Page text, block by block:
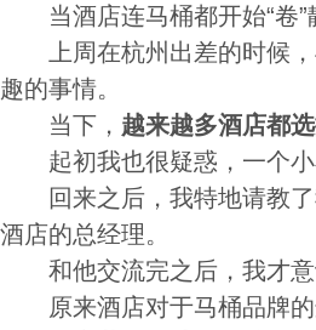
当酒店连马桶都开始“卷”
上周在杭州出差的时候，
趣的事情。
当下， 越来越多酒店都
起初我也很疑惑，一个小
回来之后，我特地请教了
酒店的总经理。
和他交流完之后，我才意
原来酒店对于马桶品牌的